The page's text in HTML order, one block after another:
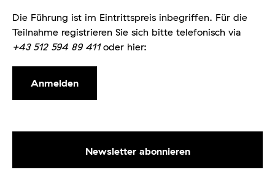
Die Führung ist im Eintrittspreis inbegriffen. Für die
Teilnahme registrieren Sie sich bitte telefonisch via
+43 512 594 89 411oder hier:
Anmelden